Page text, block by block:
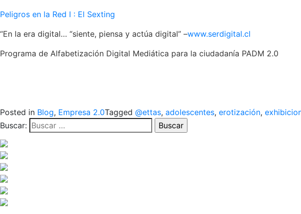
Peligros en la Red I : El Sexting
“En la era digital… “siente, piensa y actúa digital” –www.serdigital.cl
Programa de Alfabetización Digital Mediática para la ciudadanía PADM 2.0
Posted in Blog, Empresa 2.0Tagged @ettas, adolescentes, erotización,
Buscar: